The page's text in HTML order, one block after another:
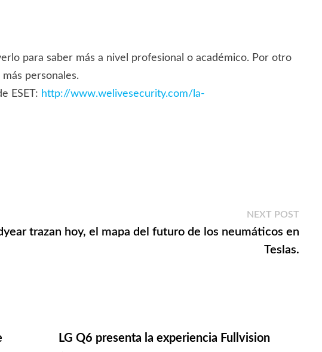
para saber más a nivel profesional o académico. Por otro
personales.
ESET: http://www.welivesecurity.com/la-
NEXT POSTNext
post:
trazan hoy, el mapa del futuro de los neumáticos en
Teslas.
LG Q6 presenta la experiencia Fullvision